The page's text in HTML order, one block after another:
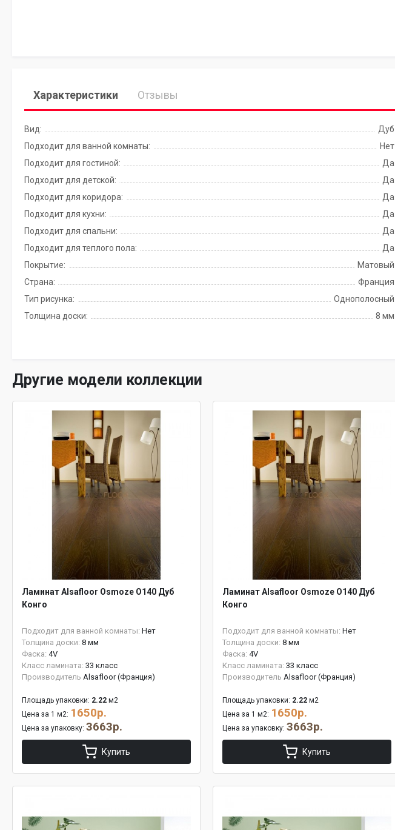
Характеристики Отзывы
Вид:
Дуб
Подходит для ванной комнаты:
Нет
Подходит для гостиной:
Да
Подходит для детской:
Да
Подходит для коридора:
Да
Подходит для кухни:
Да
Подходит для спальни:
Да
Подходит для теплого пола:
Да
Покрытие:
Матовый
Страна:
Франция
Тип рисунка:
Однополосный
Толщина доски:
8 мм
Другие модели коллекции
Ламинат Alsafloor Osmoze O140 Дуб
Конго
Подходит для ванной комнаты: Нет
Толщина доски: 8 мм
Фаска: 4V
Класс ламината: 33 класс
Производитель Alsafloor (Франция)
Площадь упаковки: 2.22 м2
Цена за 1 м2: 1650р.
Цена за упаковку: 3663р.
Купить
Ламинат Alsafloor Osmoze O140 Дуб
Конго
Подходит для ванной комнаты: Нет
Толщина доски: 8 мм
Фаска: 4V
Класс ламината: 33 класс
Производитель Alsafloor (Франция)
Площадь упаковки: 2.22 м2
Цена за 1 м2: 1650р.
Цена за упаковку: 3663р.
Купить